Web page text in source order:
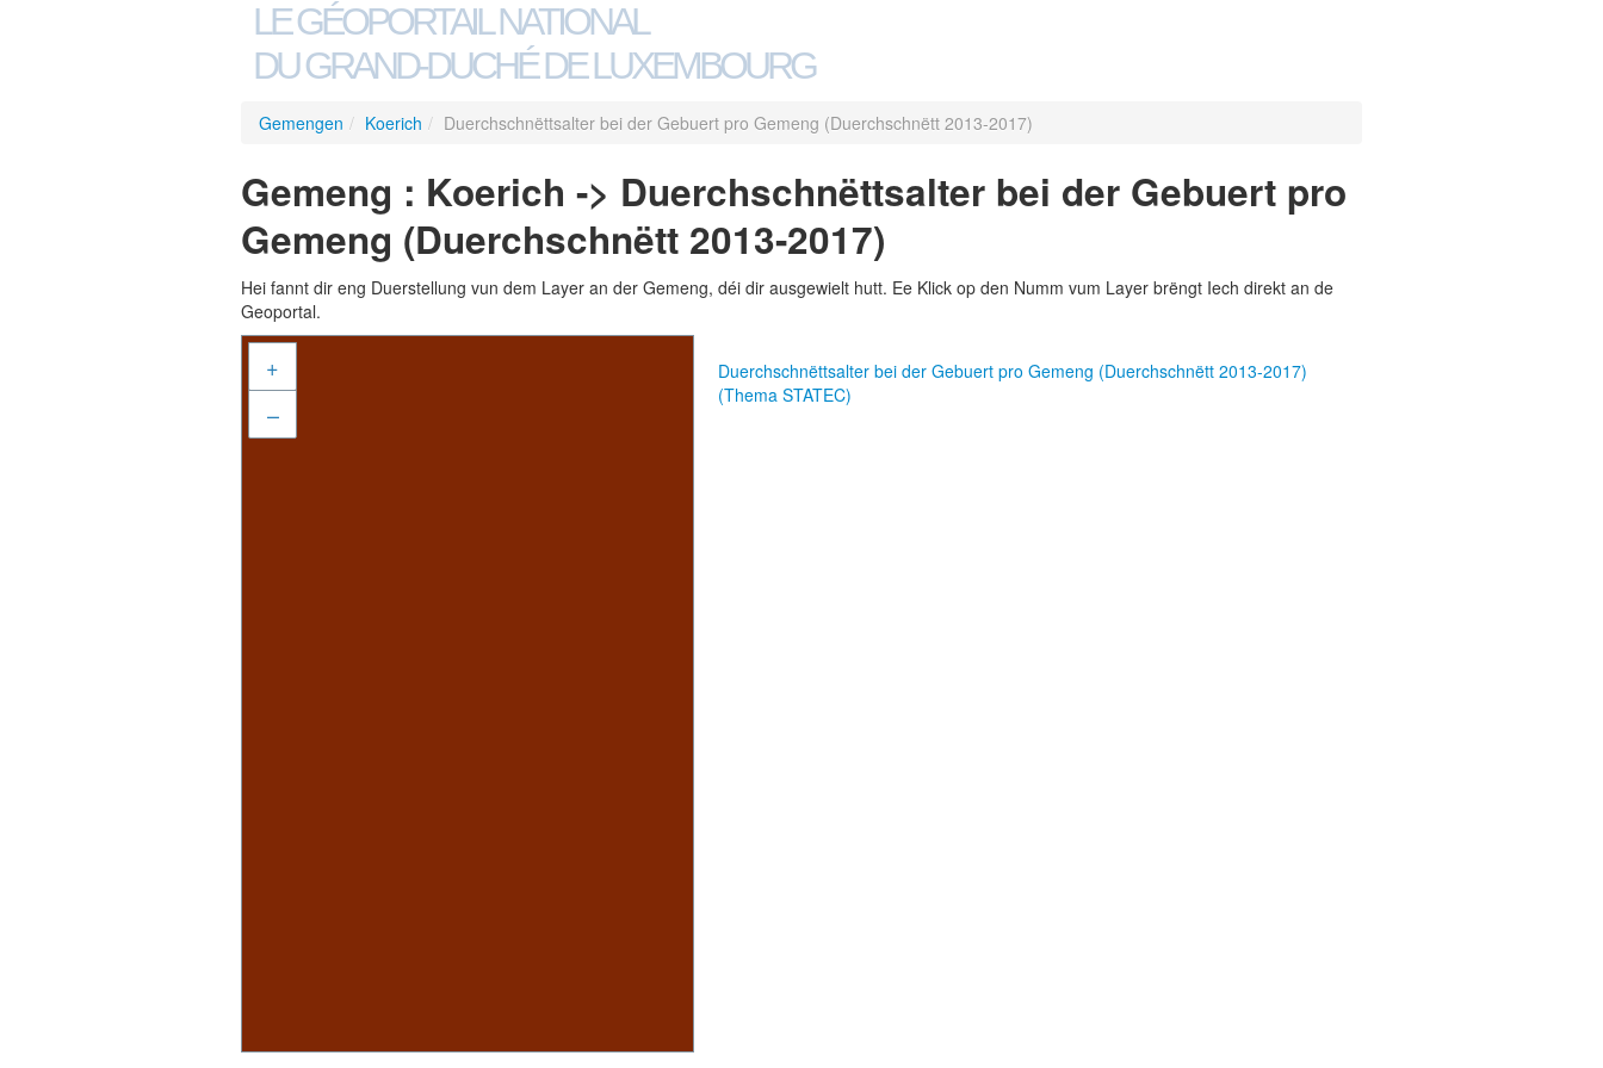
LE GÉOPORTAIL NATIONAL
DU GRAND-DUCHÉ DE LUXEMBOURG
Gemengen / Koerich / Duerchschnëttsalter bei der Gebuert pro Gemeng (Duerchschnëtt 2013-2017)
Gemeng : Koerich -> Duerchschnëttsalter bei der Gebuert pro
Gemeng (Duerchschnëtt 2013-2017)
Hei fannt dir eng Duerstellung vun dem Layer an der Gemeng, déi dir ausgewielt hutt. Ee Klick op den Numm vum Layer brëngt Iech direkt an de
Geoportal.
+
–
Duerchschnëttsalter bei der Gebuert pro Gemeng (Duerchschnëtt 2013-2017)
(Thema STATEC)